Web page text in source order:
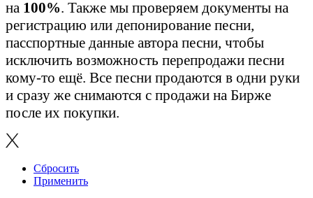
на 100%. Также мы проверяем документы на
регистрацию или депонирование песни,
пасспортные данные автора песни, чтобы
исключить возможность перепродажи песни
кому-то ещё. Все песни продаются в одни руки
и сразу же снимаются с продажи на Бирже
после их покупки.
Сбросить
Применить